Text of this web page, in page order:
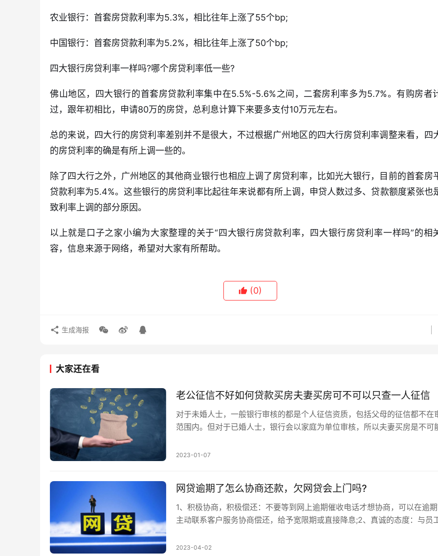
农业银行：首套房贷款利率为5.3%，相比往年上涨了55个bp;
中国银行：首套房贷款利率为5.2%，相比往年上涨了50个bp;
四大银行房贷利率一样吗?哪个房贷利率低一些?
佛山地区，四大银行的首套房贷款利率集中在5.5%-5.6%之间，二套房利率多为5.7%。有购房者
过，跟年初相比，申请80万的房贷，总利息计算下来要多支付10万元左右。
总的来说，四大行的房贷利率差别并不是很大，不过根据广州地区的四大行房贷利率调整来看，四
的房贷利率的确是有所上调一些的。
除了四大行之外，广州地区的其他商业银行也相应上调了房贷利率，比如光大银行，目前的首套房
贷款利率为5.4%。这些银行的房贷利率比起往年来说都有所上调，申贷人数过多、贷款额度紧张也
致利率上调的部分原因。
以上就是口子之家小编为大家整理的关于“四大银行房贷款利率，四大银行房贷利率一样吗”的相
容，信息来源于网络，希望对大家有所帮助。
(0)
生成海报
大家还在看
老公征信不好如何贷款买房夫妻买房可不可以只查一人征信
对于未婚人士，一般银行审核的都是个人征信资质，包括父母的征信都不在
范围内。但对于已婚人士，银行会以家庭为单位审核，所以夫妻买房是不可
要有人成为主贷人，另一人成为次贷人，一般银行审核最严格的就...
2023-01-07
网贷逾期了怎么协商还款，欠网贷会上门吗?
1、积极协商，积极偿还：不要等到网上逾期催收电话才想协商，可以在逾
主动联系客户服务协商偿还，给予宽限期或直接降息;2、真诚的态度：与员
列出还款计划;3、保留证据：假如网上贷款不合规或暴力催收，可以保留相...
2023-04-02